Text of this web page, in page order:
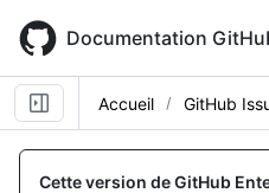
main
content
Documentation
Accueil GitHub
Cette version de GitHub